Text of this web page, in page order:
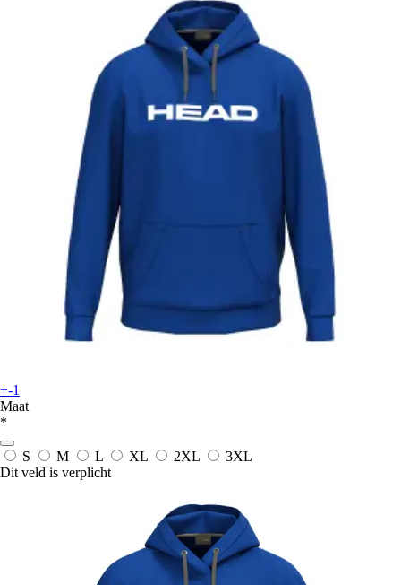
+-1
Maat
*
S M L XL 2XL
3XL
Dit veld is verplicht